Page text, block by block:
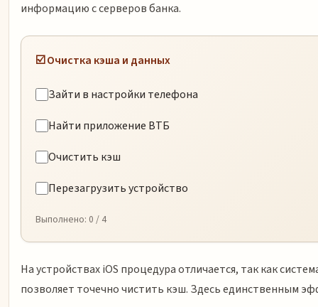
информацию с серверов банка.
☑️ Очистка кэша и данных
Зайти в настройки телефона
Найти приложение ВТБ
Очистить кэш
Перезагрузить устройство
Выполнено: 0 / 4
На устройствах iOS процедура отличается, так как
позволяет точечно чистить кэш. Здесь единственным